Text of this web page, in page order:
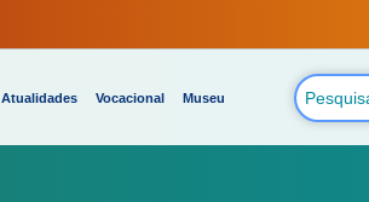
Atualidades Vocacional Museu